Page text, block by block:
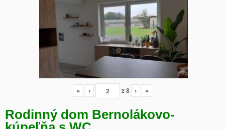
« ‹ z8 › »
Rodinný dom Bernolákovo-